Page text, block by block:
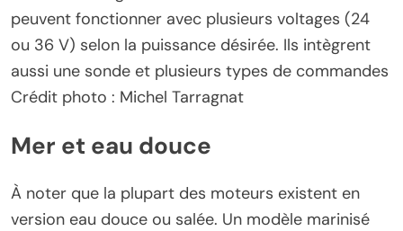
peuvent fonctionner avec plusieurs voltages (24
ou 36 V) selon la puissance désirée. Ils intègrent
aussi une sonde et plusieurs types de commandes
Crédit photo : Michel Tarragnat
Mer et eau douce
À noter que la plupart des moteurs existent en
version eau douce ou salée. Un modèle marinisé